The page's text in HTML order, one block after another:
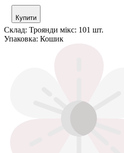
Купити
Склад: Троянди мікс: 101 шт.
Упаковка: Кошик